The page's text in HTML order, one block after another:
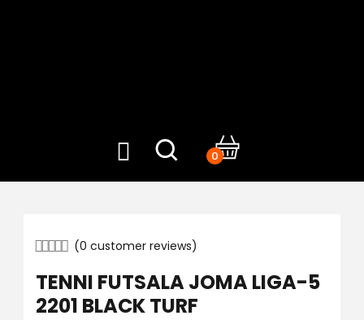
0
(0 customer reviews)
TENNI FUTSALA JOMA LIGA-5
2201 BLACK TURF